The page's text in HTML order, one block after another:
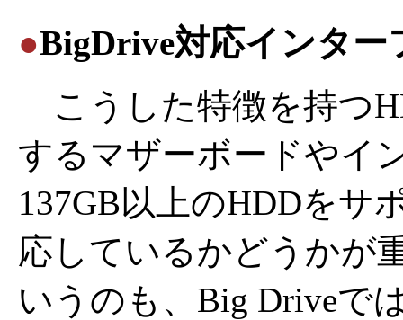
●BigDrive対応インター
こうした特徴を持つ
するマザーボードやイ
137GB以上のHDDをサ
応しているかどうかが
いうのも、Big Driveで